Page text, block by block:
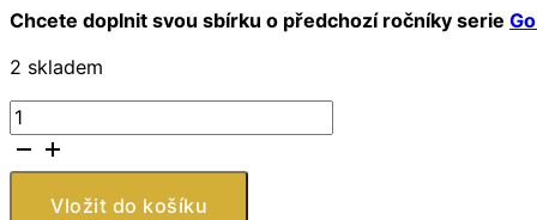
Chcete doplnit svou sbírku o předchozí ročníky serie
2 skladem
Stříbrná
mince
Gorila
Vložit do košíku